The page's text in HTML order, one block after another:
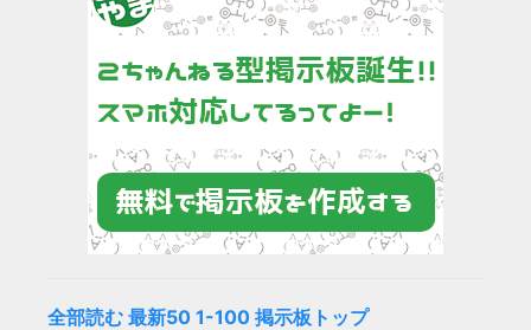
全部読む 最新50 1-100 掲示板トップ